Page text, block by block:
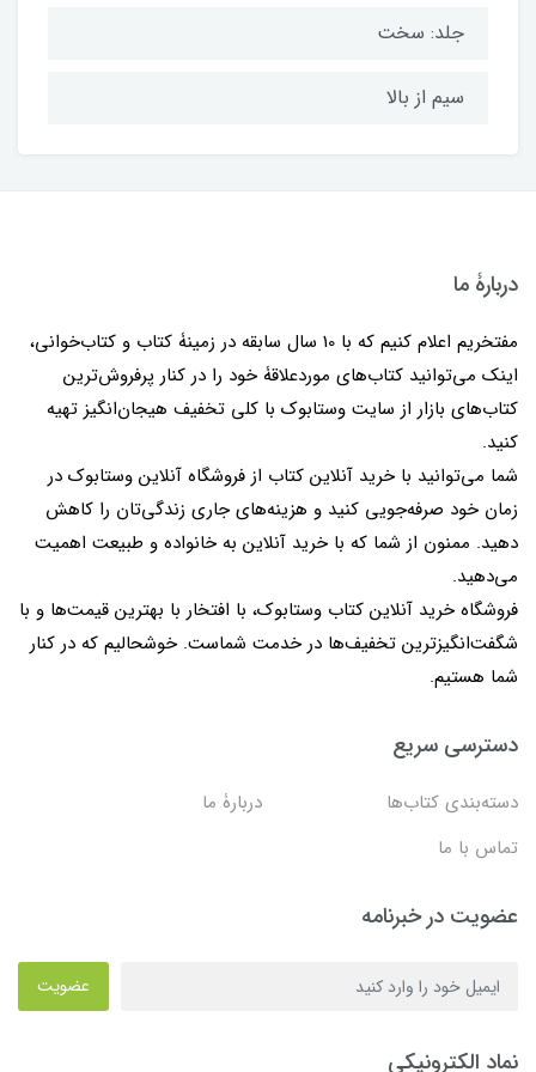
جلد: سخت
سیم از بالا
دربارۀ ما
مفتخریم اعلام کنیم که با 10 سال سابقه در زمینۀ کتاب و کتاب‌خوانی،
اینک می‌توانید کتاب‌های موردعلاقۀ خود را در کنار پرفروش‌ترین
کتاب‌های بازار از سایت وستابوک با کلی تخفیف هیجان‌انگیز تهیه
کنید.
شما می‌توانید با خرید آنلاین کتاب از فروشگاه آنلاین وستابوک در
زمان خود صرفه‌جویی کنید و هزینه‌های جاری زندگی‌تان را کاهش
دهید. ممنون از شما که با خرید آنلاین به خانواده و طبیعت اهمیت
می‌دهید.
فروشگاه خرید آنلاین کتاب وستابوک، با افتخار با بهترین قیمت‌ها و با
شگفت‌انگیزترین تخفیف‌ها در خدمت شماست. خوشحالیم که در کنار
شما هستیم.
دسترسی سریع
دسته‌بندی کتاب‌ها
دربارۀ ما
تماس با ما
عضویت در خبرنامه
عضویت
نماد الکترونیکی